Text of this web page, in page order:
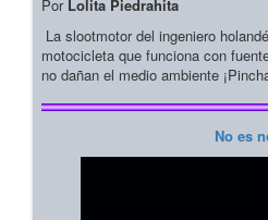
Por Lolita Piedrahita
La slootmotor del ingeniero
motocicleta que funciona con
no dañan el medio ambiente
No es